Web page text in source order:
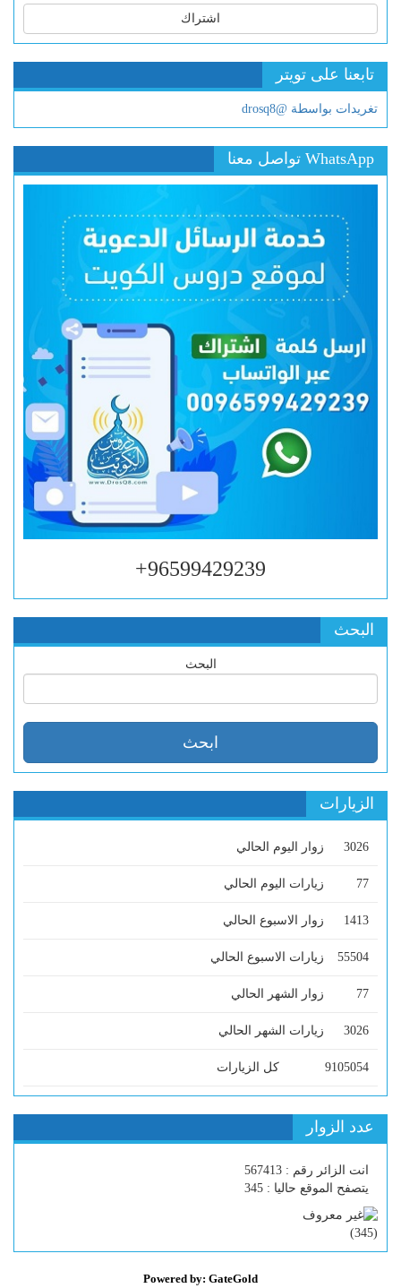
اشتراك
تابعنا على تويتر
تغريدات بواسطة @drosq8
WhatsApp تواصل معنا
96599429239+
البحث
البحث
الزيارات
3026 زوار اليوم الحالي
77 زيارات اليوم الحالي
1413 زوار الاسبوع الحالي
55504 زيارات الاسبوع الحالي
77 زوار الشهر الحالي
3026 زيارات الشهر الحالي
9105054 كل الزيارات
عدد الزوار
انت الزائر رقم : 567413
يتصفح الموقع حاليا : 345
(
345
)
Powered by: GateGold